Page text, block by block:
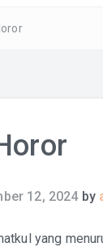
12, 2024by
yang